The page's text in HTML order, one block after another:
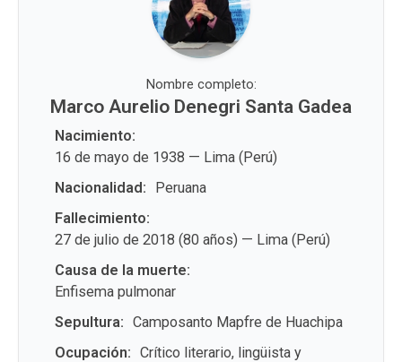
Nombre completo:
Marco Aurelio Denegri Santa Gadea
Nacimiento:
16 de mayo de 1938 — Lima (Perú)
Nacionalidad:
Peruana
Fallecimiento:
27 de julio de 2018 (80 años) — Lima (Perú)
Causa de la muerte:
Enfisema pulmonar
Sepultura: Camposanto Mapfre de Huachipa
Ocupación: Crítico literario, lingüista y